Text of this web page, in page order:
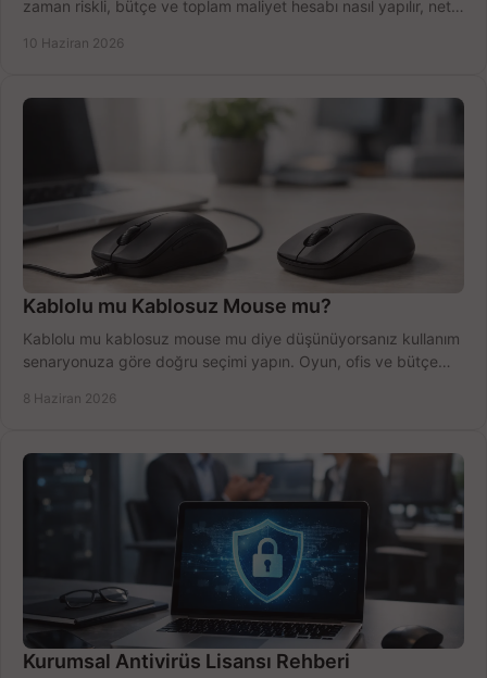
zaman riskli, bütçe ve toplam maliyet hesabı nasıl yapılır, net
10 Haziran 2026
Kablolu mu Kablosuz Mouse mu?
Kablolu mu kablosuz mouse mu diye düşünüyorsanız kullanım
senaryonuza göre doğru seçimi yapın. Oyun, ofis ve bütçe
8 Haziran 2026
Kurumsal Antivirüs Lisansı Rehberi